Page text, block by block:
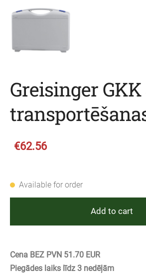
Greisinger GKK
€62.56
Available for order
Add to cart
Cena BEZ PVN 51.70 EUR
Piegādes laiks līdz 3 nedēļām